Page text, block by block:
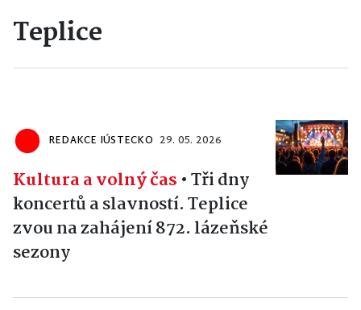
Teplice
REDAKCE IÚSTECKO 29. 05. 2026
Kultura a volný čas •Tři dny
koncertů a slavností. Teplice
zvou na zahájení 872. lázeňské
sezony